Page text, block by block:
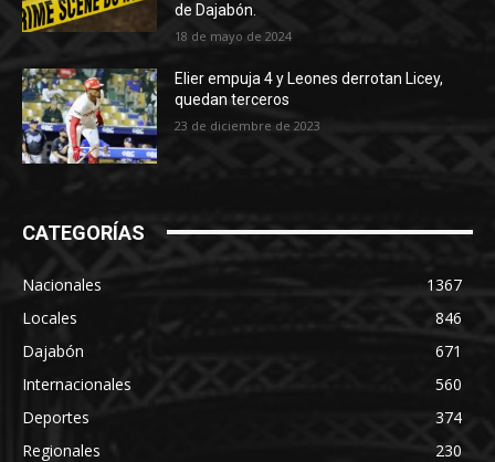
de Dajabón.
18 de mayo de 2024
Elier empuja 4 y Leones derrotan Licey,
quedan terceros
23 de diciembre de 2023
CATEGORÍAS
Nacionales
1367
Locales
846
Dajabón
671
Internacionales
560
Deportes
374
Regionales
230